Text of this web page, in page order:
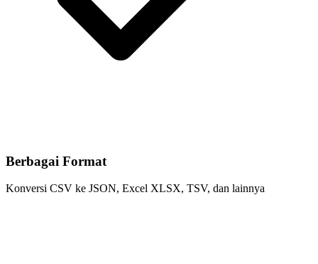
Berbagai Format
Konversi CSV ke JSON, Excel XLSX, TSV, dan lainnya